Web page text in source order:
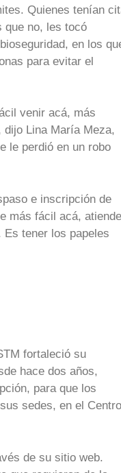
Quienes tenían
que no, les tocó
en los
para evitar el
venir acá, más
dijo Lina María Meza,
le perdió en un robo
e inscripción de
más fácil acá,
tener los papeles
fortaleció su
hace dos años,
para que los
sedes, en el Centro
de su sitio web.